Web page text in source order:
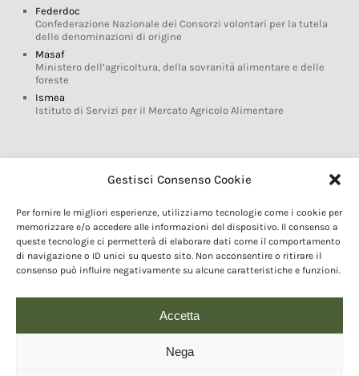
Gestisci Consenso Cookie
Per fornire le migliori esperienze, utilizziamo tecnologie come i cookie per
memorizzare e/o accedere alle informazioni del dispositivo. Il consenso a
queste tecnologie ci permetterà di elaborare dati come il comportamento
di navigazione o ID unici su questo sito. Non acconsentire o ritirare il
consenso può influire negativamente su alcune caratteristiche e funzioni.
Accetta
Nega
Federdoc
Confederazione Nazionale dei Consorzi volontari per la tutela
delle denominazioni di origine
Masaf
Ministero dell’agricoltura, della sovranità alimentare e delle
foreste
Ismea
Istituto di Servizi per il Mercato Agricolo Alimentare
Glossario DOP IGP
Marchi DOP IGP
Normativa prodotti DOP IGP
Consorzi di Tutela
Farm To Fork e prodotti DOP IGP